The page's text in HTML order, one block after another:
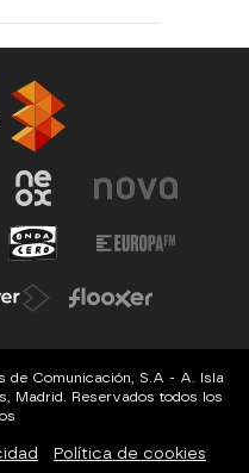
de Comunicación, S.A - A. Isla
Madrid. Reservados todos los
Política de cookies